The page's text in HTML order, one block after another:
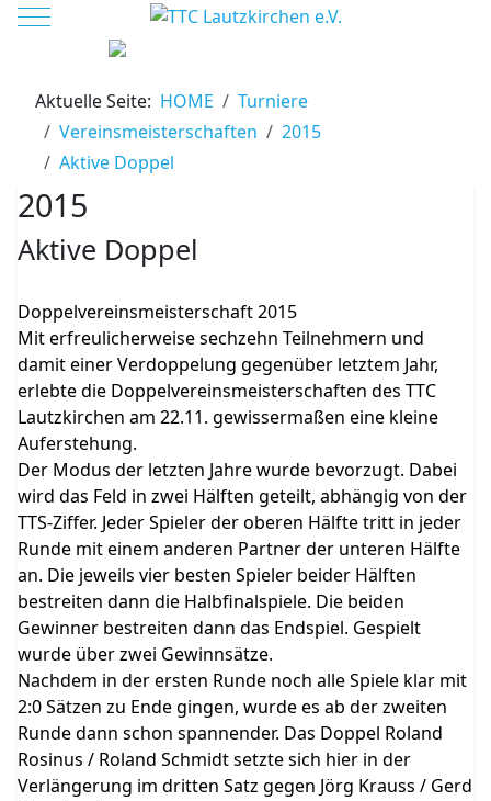
Mobile Menu Toggle
Aktuelle Seite: HOME
Turniere
Vereinsmeisterschaften
2015
Aktive Doppel
2015
Aktive Doppel
Doppelvereinsmeisterschaft 2015
Mit erfreulicherweise sechzehn Teilnehmern und
damit einer Verdoppelung gegenüber letztem Jahr,
erlebte die Doppelvereinsmeisterschaften des TTC
Lautzkirchen am 22.11. gewissermaßen eine kleine
Auferstehung.
Der Modus der letzten Jahre wurde bevorzugt. Dabei
wird das Feld in zwei Hälften geteilt, abhängig von der
TTS-Ziffer. Jeder Spieler der oberen Hälfte tritt in jeder
Runde mit einem anderen Partner der unteren Hälfte
an. Die jeweils vier besten Spieler beider Hälften
bestreiten dann die Halbfinalspiele. Die beiden
Gewinner bestreiten dann das Endspiel. Gespielt
wurde über zwei Gewinnsätze.
Nachdem in der ersten Runde noch alle Spiele klar mit
2:0 Sätzen zu Ende gingen, wurde es ab der zweiten
Runde dann schon spannender. Das Doppel Roland
Rosinus / Roland Schmidt setzte sich hier in der
Verlängerung im dritten Satz gegen Jörg Krauss / Gerd